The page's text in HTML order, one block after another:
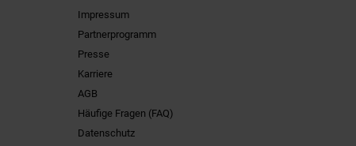
Impressum
Partnerprogramm
Presse
Karriere
AGB
Häufige Fragen (FAQ)
Datenschutz